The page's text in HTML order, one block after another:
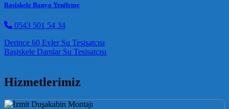
Başiskele Banyo Yenileme
0543 501 54 34
Post navigation
Derince 60 Evler Su Tesisatçısı
Başiskele Damlar Su Tesisatçısı
Hizmetlerimiz